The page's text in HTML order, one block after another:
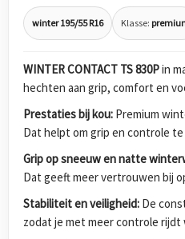
winter 195/55 R16 Klasse:
WINTER CONTACT TS 830Pin
hechten aan grip, comfort en
Prestaties bij kou: Premium
Dat helpt om grip en controle
Grip op sneeuw en natte
Dat geeft meer vertrouwen bij
Stabiliteit en veiligheid: De
zodat je met meer controle